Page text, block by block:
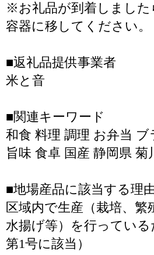
※お礼品が到着しました
容器に移してください。
■返礼品提供事業者
米と音
■関連キーワード
和食 料理 調理 お弁当
旨味 食卓 国産 静岡県 菊
■地場産品に該当する理
区域内で生産（栽培、繁
水揚げ等）を行っている
第1号に該当）